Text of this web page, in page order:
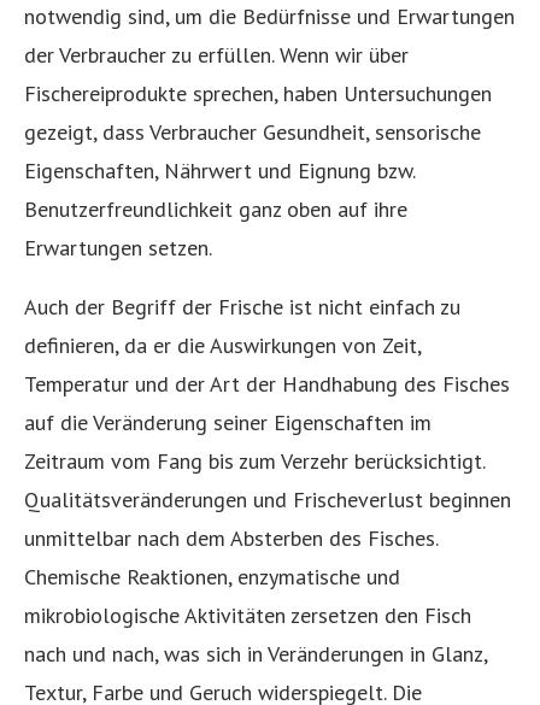
notwendig sind, um die Bedürfnisse und Erwartungen
der Verbraucher zu erfüllen. Wenn wir über
Fischereiprodukte sprechen, haben Untersuchungen
gezeigt, dass Verbraucher Gesundheit, sensorische
Eigenschaften, Nährwert und Eignung bzw.
Benutzerfreundlichkeit ganz oben auf ihre
Erwartungen setzen.
Auch der Begriff der Frische ist nicht einfach zu
definieren, da er die Auswirkungen von Zeit,
Temperatur und der Art der Handhabung des Fisches
auf die Veränderung seiner Eigenschaften im
Zeitraum vom Fang bis zum Verzehr berücksichtigt.
Qualitätsveränderungen und Frischeverlust beginnen
unmittelbar nach dem Absterben des Fisches.
Chemische Reaktionen, enzymatische und
mikrobiologische Aktivitäten zersetzen den Fisch
nach und nach, was sich in Veränderungen in Glanz,
Textur, Farbe und Geruch widerspiegelt. Die